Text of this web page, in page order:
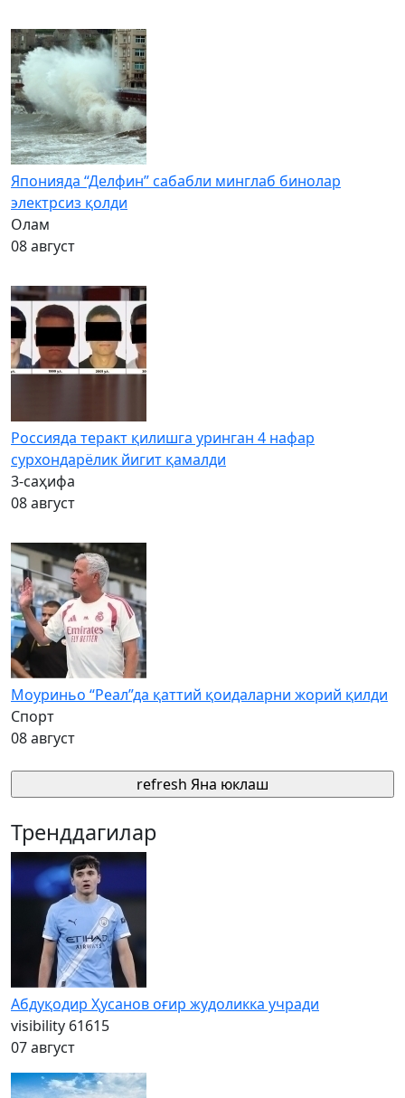
Японияда “Делфин” сабабли минглаб бинолар
электрсиз қолди
Олам
08 август
Россияда теракт қилишга уринган 4 нафар
сурхондарёлик йигит қамалди
3-саҳифа
08 август
Моуриньо “Реал”да қаттий қоидаларни жорий қилди
Спорт
08 август
refresh Яна юклаш
Тренддагилар
Абдуқодир Ҳусанов оғир жудоликка учради
visibility 61615
07 август